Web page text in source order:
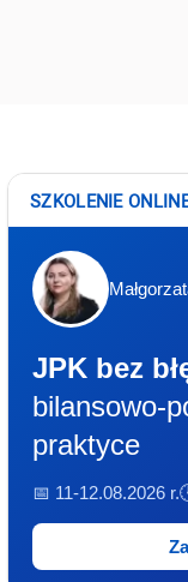
SZKOLENIE
JPK bez
bilansowo-
praktyce
📅 11-12.08.2026 r.